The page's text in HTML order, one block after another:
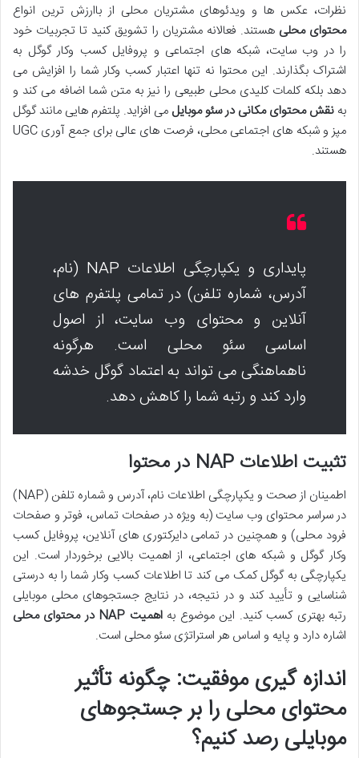
نظرات، عکس ها و ویدئوهای مشتریان محلی از باارزش ترین انواع
محتوای محلی هستند. فعالانه مشتریان را تشویق کنید تا تجربیات خود
را در وب سایت، شبکه های اجتماعی و پروفایل کسب وکار گوگل به
اشتراک بگذارند. این محتوا نه تنها اعتبار کسب وکار شما را افزایش می
دهد بلکه کلمات کلیدی محلی طبیعی را نیز به متن شما اضافه می کند و
به نقش محتوای مکانی در سئو موبایل می افزاید. پلتفرم هایی مانند گوگل
مپز و شبکه های اجتماعی محلی، فرصت های عالی برای جمع آوری UGC
هستند.
پایداری و یکپارچگی اطلاعات NAP (نام،
آدرس، شماره تلفن) در تمامی پلتفرم های
آنلاین و محتوای وب سایت، از اصول
اساسی سئو محلی است. هرگونه
ناهماهنگی می تواند به اعتماد گوگل خدشه
وارد کند و رتبه شما را کاهش دهد.
تثبیت اطلاعات NAP در محتوا
اطمینان از صحت و یکپارچگی اطلاعات نام، آدرس و شماره تلفن (NAP)
در سراسر محتوای وب سایت (به ویژه در صفحات تماس، فوتر و صفحات
فرود محلی) و همچنین در تمامی دایرکتوری های آنلاین، پروفایل کسب
وکار گوگل و شبکه های اجتماعی، از اهمیت بالایی برخوردار است. این
یکپارچگی به گوگل کمک می کند تا اطلاعات کسب وکار شما را به درستی
شناسایی و تأیید کند و در نتیجه، در نتایج جستجوهای محلی موبایلی
رتبه بهتری کسب کنید. این موضوع بهاهمیت NAP در محتوای محلی
اشاره دارد و پایه و اساس هر استراتژی سئو محلی است.
اندازه گیری موفقیت: چگونه تأثیر
محتوای محلی را بر جستجوهای
موبایلی رصد کنیم؟